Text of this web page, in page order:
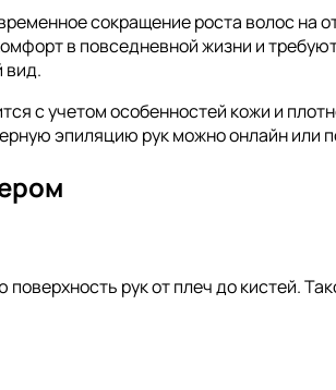
сокращение роста волос
в повседневной жизни и
вид.
с учетом особенностей кожи и
эпиляцию рук можно онлайн или
рук от плеч до кистей.